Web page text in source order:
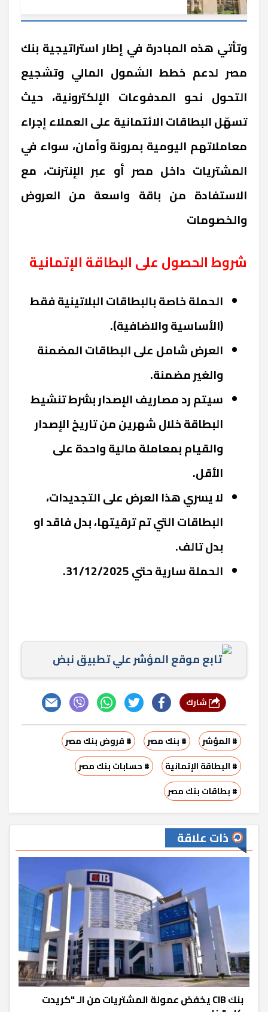
وتأتي هذه المبادرة في إطار استراتيجية بنك
مصر لدعم خطط الشمول المالي وتشجيع
التحول نحو المدفوعات الإلكترونية، حيث
تسهّل البطاقات الائتمانية على العملاء إجراء
معاملاتهم اليومية بمرونة وأمان، سواء في
المشتريات داخل مصر أو عبر الإنترنت، مع
الاستفادة من باقة واسعة من العروض
والخصومات
شروط الحصول على البطاقة الإتمانية
الحملة خاصة بالبطاقات البلاتينية فقط
(الأساسية والاضافية).
العرض شامل على البطاقات المضمنة
والغير مضمنة.
سيتم رد مصاريف الإصدار بشرط تنشيط
البطاقة خلال شهرين من تاريخ الإصدار
والقيام بمعاملة مالية واحدة على
الأقل.
لا يسري هذا العرض على التجديدات،
البطاقات التي تم ترقيتها، بدل فاقد او
بدل تالف.
الحملة سارية حتي 31/12/2025.
تابع موقع المؤشر علي تطبيق نبض
# المؤشر # بنك مصر
# قروض بنك مصر
# البطاقة الإتمانية
# حسابات بنك مصر
# بطاقات بنك مصر
ذات علاقة
بنك CIB يخفض عمولة المشتريات من الـ "كريدت